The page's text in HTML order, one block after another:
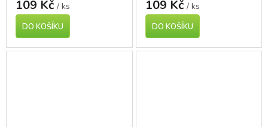
109 Kč / ks
DO KOŠÍKU
109 Kč / ks
DO KOŠÍKU